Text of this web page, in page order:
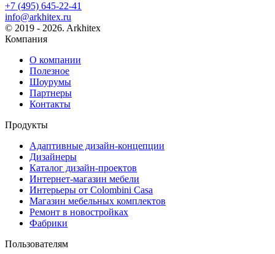
+7 (495) 645-22-41
info@arkhitex.ru
© 2019 - 2026. Arkhitex
Компания
О компании
Полезное
Шоурумы
Партнеры
Контакты
Продукты
Адаптивные дизайн-концепции
Дизайнеры
Каталог дизайн-проектов
Интернет-магазин мебели
Интерьеры от Colombini Casa
Магазин мебельных комплектов
Ремонт в новостройках
Фабрики
Пользователям